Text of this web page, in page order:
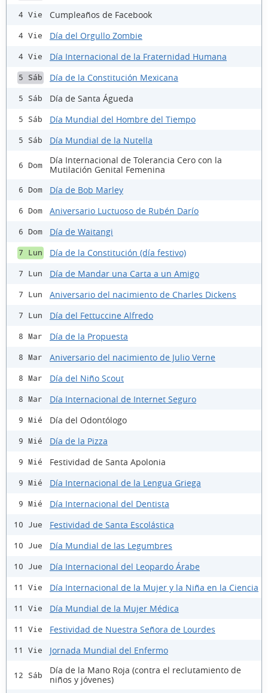
4 Vie Cumpleaños de Facebook
4 Vie Día del Orgullo Zombie
4 Vie Día Internacional de la Fraternidad Humana
5 Sáb Día de la Constitución Mexicana
5 Sáb Día de Santa Águeda
5 Sáb Día Mundial del Hombre del Tiempo
5 Sáb Día Mundial de la Nutella
6 Dom
Día Internacional de Tolerancia Cero con la
Mutilación Genital Femenina
6 Dom Día de Bob Marley
6 Dom Aniversario Luctuoso de Rubén Darío
6 Dom Día de Waitangi
7 Lun Día de la Constitución (día festivo)
7 Lun Día de Mandar una Carta a un Amigo
7 Lun Aniversario del nacimiento de Charles Dickens
7 Lun Día del Fettuccine Alfredo
8 Mar Día de la Propuesta
8 Mar Aniversario del nacimiento de Julio Verne
8 Mar Día del Niño Scout
8 Mar Día Internacional de Internet Seguro
9 Mié Día del Odontólogo
9 Mié Día de la Pizza
9 Mié Festividad de Santa Apolonia
9 Mié Día Internacional de la Lengua Griega
9 Mié Día Internacional del Dentista
10 Jue Festividad de Santa Escolástica
10 Jue Día Mundial de las Legumbres
10 Jue Día Internacional del Leopardo Árabe
11 Vie Día Internacional de la Mujer y la Niña en la Ciencia
11 Vie Día Mundial de la Mujer Médica
11 Vie Festividad de Nuestra Señora de Lourdes
11 Vie Jornada Mundial del Enfermo
12 Sáb
Día de la Mano Roja (contra el reclutamiento de
niños y jóvenes)